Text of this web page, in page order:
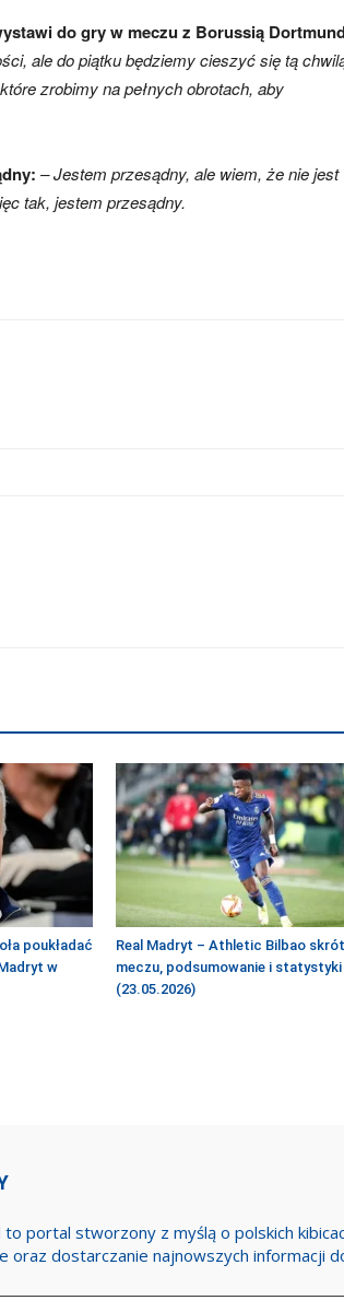
do gry w meczu z Borussią
ale do piątku będziemy cieszyć się tą
zrobimy na pełnych obrotach, aby
– Jestem przesądny, ale wiem, że nie jest
tak, jestem przesądny.
poukładać
w
Real Madryt – Athletic Bilbao skrót
meczu, podsumowanie i statystyki
(23.05.2026)
to portal stworzony z myślą o polskich
oraz dostarczanie najnowszych informacji